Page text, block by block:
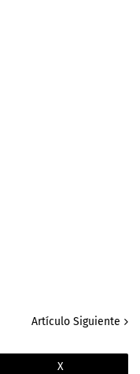
Artículo Siguiente
X